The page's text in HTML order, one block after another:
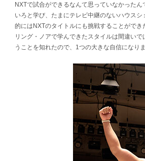
NXTで試合ができるなんて思っていなかった
いろと学び、たまにテレビ中継のないハウス
的にはNXTのタイトルにも挑戦することがで
リング・ノアで学んできたスタイルは間違い
うことを知れたので、1つの大きな自信になりま